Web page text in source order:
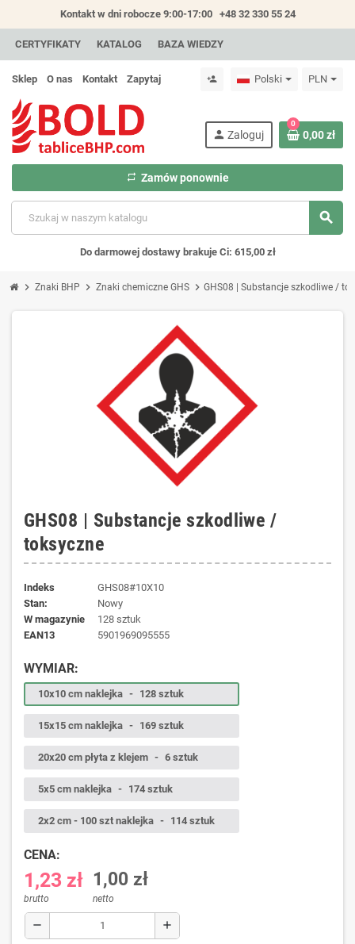
Kontakt w dni robocze 9:00-17:00 +48 32 330 55 24
CERTYFIKATY KATALOG BAZA WIEDZY
Sklep O nas Kontakt Zapytaj person_add Polski PLN
search
person Zaloguj
repeat Zamów ponownie
0
0,00 zł
Do darmowej dostawy brakuje Ci: 615,00 zł
chevron_right Znaki BHP chevron_right Znaki chemiczne GHS chevron_right GHS08 | Substancje szkodliwe /
GHS08 | Substancje szkodliwe /
toksyczne
Indeks
GHS08#10X10
Stan:
Nowy
W magazynie
128 sztuk
EAN13
5901969095555
WYMIAR:
10x10 cm naklejka - 128 sztuk
15x15 cm naklejka - 169 sztuk
20x20 cm płyta z klejem - 6 sztuk
5x5 cm naklejka - 174 sztuk
2x2 cm - 100 szt naklejka - 114 sztuk
CENA:
1,23 zł
brutto
1,00 zł
netto
remove add